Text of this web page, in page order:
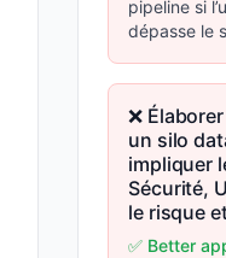
pipeline si
dépasse le
❌
un silo
impliquer
Sécurité,
le risque
✅ Better